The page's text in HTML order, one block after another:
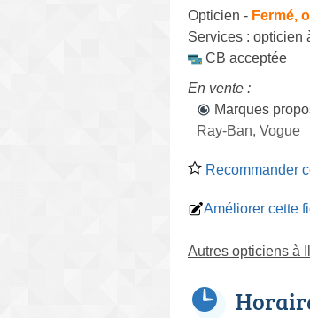
Opticien - Fermé,
Services : opticien
CB acceptée
En vente :
Marques
Ray-Ban, Vogue
Recommander
Améliorer cette
Autres opticiens à